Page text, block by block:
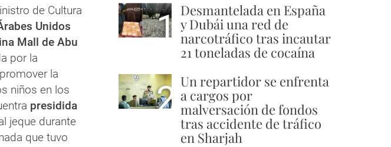
de Cultura
Unidos
Mall de Abu
por la
la
niños en los
presidida
jeque durante
que tuvo
1 Desmantelada en España
y Dubái una red de
narcotráfico tras incautar
21 toneladas de cocaína
2 Un repartidor se enfrenta
a cargos por
malversación de fondos
tras accidente de tráfico
en Sharjah